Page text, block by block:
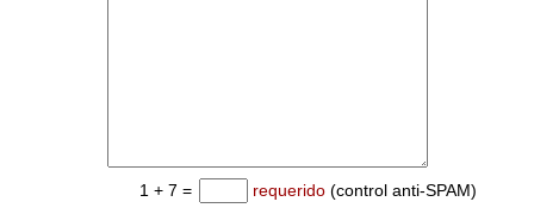
1 + 7 = requerido (control anti-SPAM)